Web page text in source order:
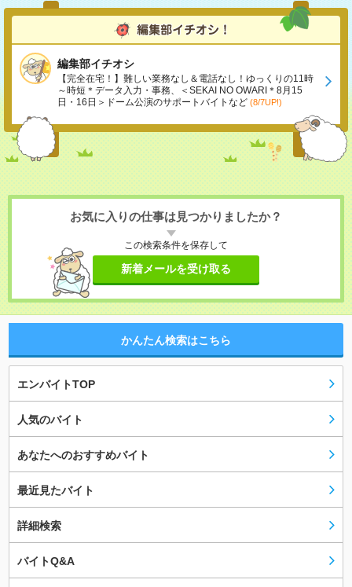
編集部イチオシ
【完全在宅！】難しい業務なし＆電話なし！ゆっくりの11時
～時短＊データ入力・事務、＜SEKAI NO OWARI＊8月15
日・16日＞ドーム公演のサポートバイトなど (8/7UP!)
お気に入りの仕事は見つかりましたか？
この検索条件を保存して
新着メールを受け取る
かんたん検索はこちら
エンバイトTOP
人気のバイト
あなたへのおすすめバイト
最近見たバイト
詳細検索
バイトQ&A